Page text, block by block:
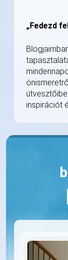
„Fedezd
inspirációt